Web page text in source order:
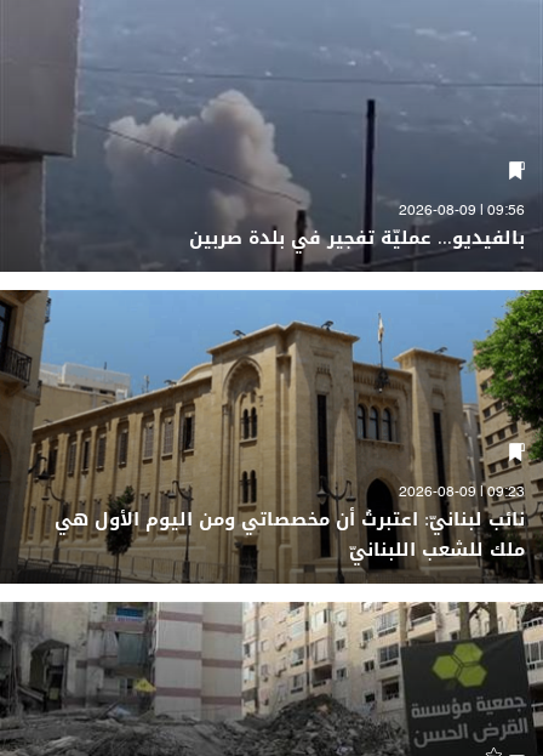
09:56 | 2026-08-09
بالفيديو... عمليّة تفجير في بلدة صربين
09:23 | 2026-08-09
نائب لبنانيّ: اعتبرتُ أن مخصصاتي ومن اليوم الأول هي
ملك للشعب اللبنانيّ